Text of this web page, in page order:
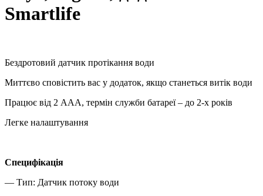
Smartlife
Бездротовий датчик протікання води
Миттєво сповістить вас у додаток, якщо станеться витік води
Працює від 2 ААА, термін служби батареї – до 2-х років
Легке налаштування
Специфікація
— Тип: Датчик потоку води